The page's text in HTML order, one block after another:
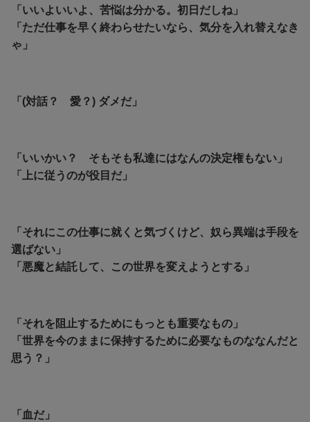
「いいよいいよ、苦悩は分かる。初日だしね」
「ただ仕事を早く終わらせたいなら、気分を入れ替えなき
ゃ」
「(対話？ 愛？) ダメだ」
「いいかい？ そもそも私達にはなんの決定権もない」
「上に従うのが役目だ」
「それにこの仕事に就くと気づくけど、奴ら異端は手段を
選ばない」
「悪魔と結託して、この世界を変えようとする」
「それを阻止するためにもっとも重要なもの」
「世界を今のままに保持するために必要なものななんだと
思う？」
「血だ」